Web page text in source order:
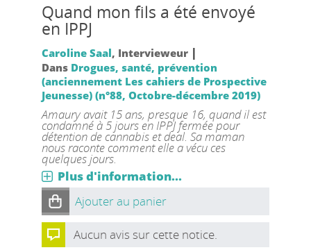
Quand mon fils a été envoyé
en IPPJ
Caroline Saal, Intervieweur |
Dans Drogues, santé, prévention
(anciennement Les cahiers de Prospective
Jeunesse) (n°88, Octobre-décembre 2019)
Amaury avait 15 ans, presque 16, quand il est
condamné à 5 jours en IPPJ fermée pour
détention de cannabis et deal. Sa maman
nous raconte comment elle a vécu ces
quelques jours.
Plus d'information...
Ajouter au panier
Aucun avis sur cette notice.